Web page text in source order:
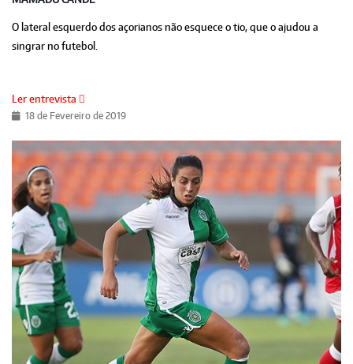
O lateral esquerdo dos açorianos não esquece o tio, que o ajudou a
singrar no futebol.
Ler entrevista
18 de Fevereiro de 2019